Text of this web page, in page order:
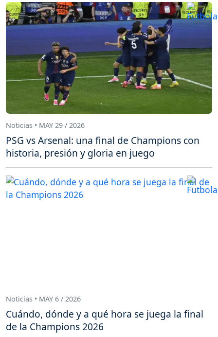
Noticias • MAY 29 / 2026
PSG vs Arsenal: una final de Champions con
historia, presión y gloria en juego
Noticias • MAY 6 / 2026
Cuándo, dónde y a qué hora se juega la final
de la Champions 2026